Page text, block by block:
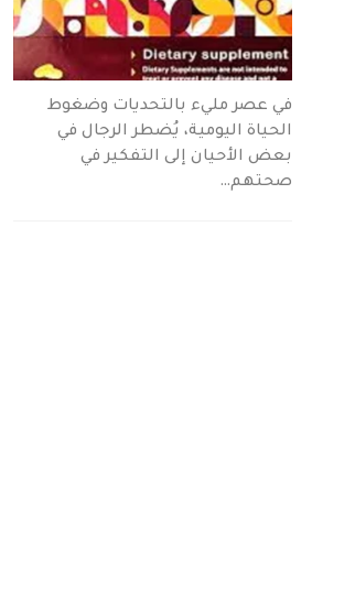
في عصر مليء بالتحديات وضغوط
الحياة اليومية، يُضطر الرجال في
بعض الأحيان إلى التفكير في
صحتهم…